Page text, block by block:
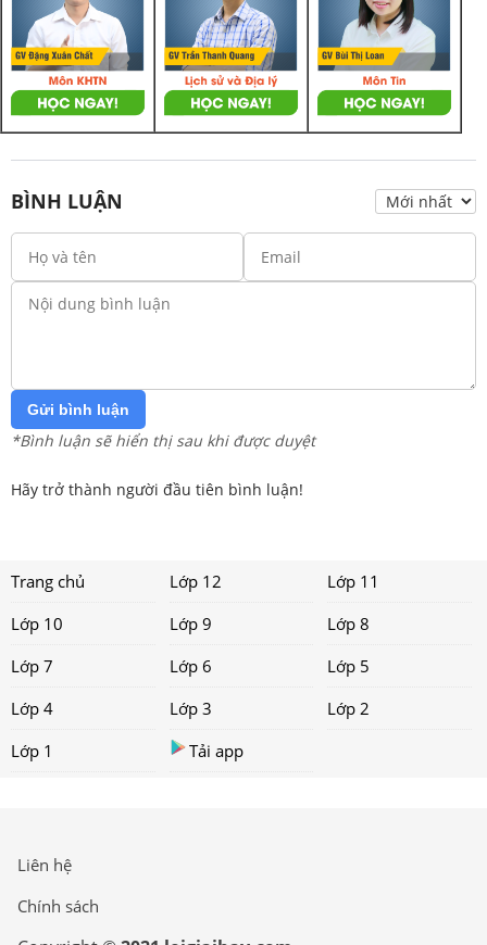
BÌNH LUẬN
Gửi bình luận
*Bình luận sẽ hiển thị sau khi được duyệt
Hãy trở thành người đầu tiên bình luận!
Trang chủ Lớp 12
Lớp 11
Lớp 10
Lớp 9
Lớp 8
Lớp 7
Lớp 6
Lớp 5
Lớp 4
Lớp 3
Lớp 2
Lớp 1
Tải app
Liên hệ
Chính sách